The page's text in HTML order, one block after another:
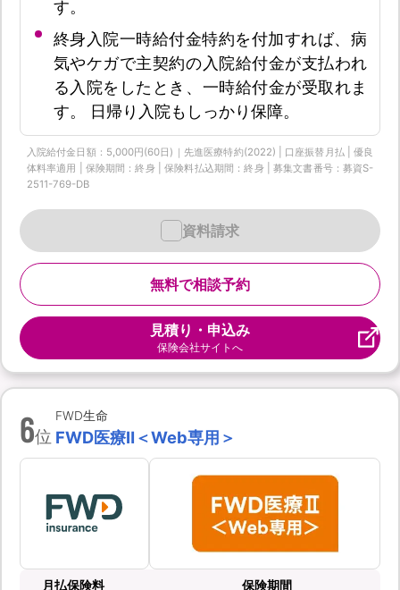
す。
終身入院一時給付金特約を付加すれば、病
気やケガで主契約の入院給付金が支払われ
る入院をしたとき、一時給付金が受取れま
す。 日帰り入院もしっかり保障。
入院給付金日額：5,000円(60日)｜先進医療特約(2022) | 口座振替月払 | 優良
体料率適用 | 保険期間：終身 | 保険料払込期間：終身 | 募集文書番号：募資S-
2511-769-DB
無料で相談予約
資料請求
見積り・申込み
保険会社サイトへ
6位
FWD生命
FWD医療Ⅱ＜Web専用＞
月払保険料 保険期間